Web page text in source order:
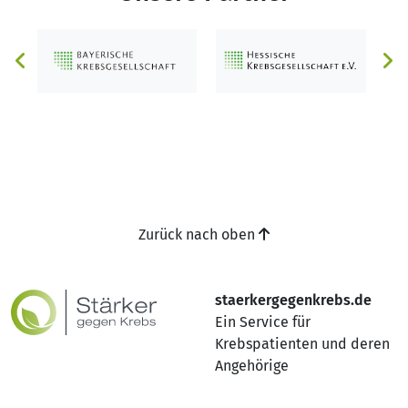
staerkergegenkrebs.de
Ein Service für
Krebspatienten und deren
Angehörige
Zurück nach oben